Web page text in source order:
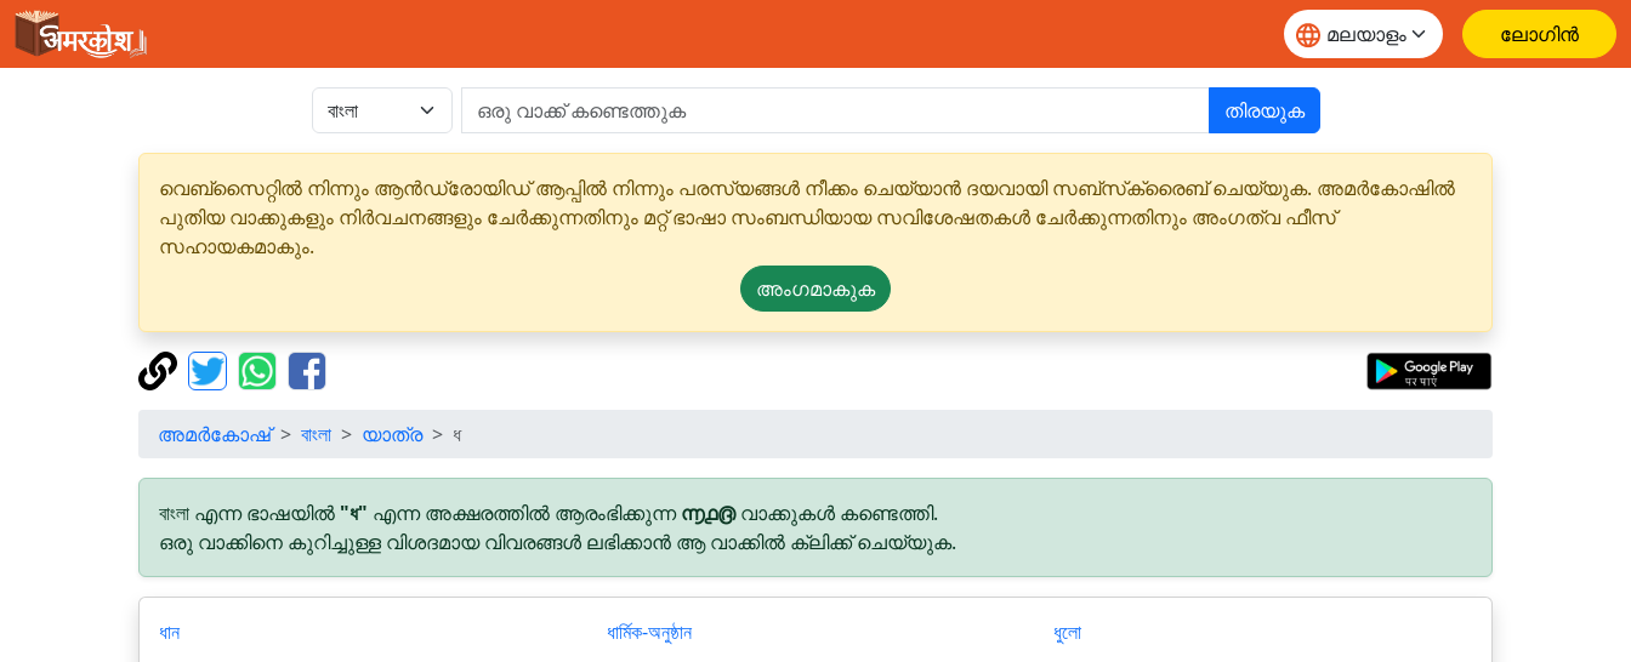
ലോഗിൻ
തിരയുക
വെബ്‌സൈറ്റിൽ നിന്നും ആൻഡ്രോയിഡ് ആപ്പിൽ നിന്നും പരസ്യങ്ങൾ നീക്കം ചെയ്യാൻ ദയവായി സബ്‌സ്‌ക്രൈബ് ചെയ്യുക. അമർകോഷിൽ
പുതിയ വാക്കുകളും നിർവചനങ്ങളും ചേർക്കുന്നതിനും മറ്റ് ഭാഷാ സംബന്ധിയായ സവിശേഷതകൾ ചേർക്കുന്നതിനും അംഗത്വ ഫീസ്
സഹായകമാകും.
അംഗമാകുക
അമർകോഷ് বাংলা യാത്ര ধ
বাংলা എന്ന ഭാഷയിൽ "ধ" എന്ന അക്ഷരത്തിൽ ആരംഭിക്കുന്ന൬൧൫വാക്കുകൾ കണ്ടെത്തി.
ഒരു വാക്കിനെ കുറിച്ചുള്ള വിശദമായ വിവരങ്ങൾ ലഭിക്കാൻ ആ വാക്കിൽ ക്ലിക്ക് ചെയ്യുക.
ধান
ধার্মিক-অনুষ্ঠান
ধুলো